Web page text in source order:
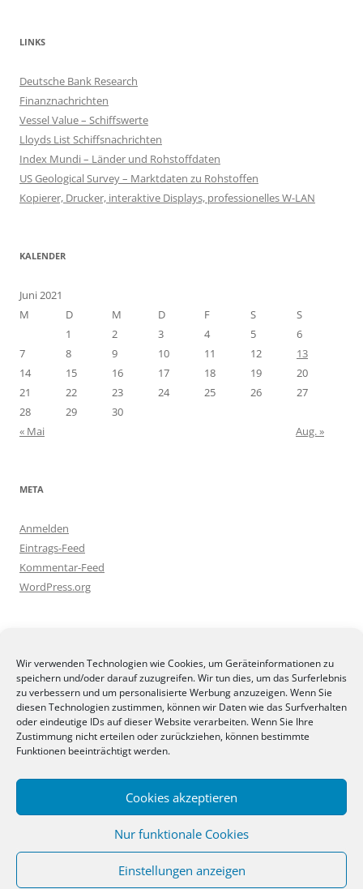
Wir verwenden Technologien wie Cookies, um Geräteinformationen zu
speichern und/oder darauf zuzugreifen. Wir tun dies, um das Surferlebnis
zu verbessern und um personalisierte Werbung anzuzeigen. Wenn Sie
diesen Technologien zustimmen, können wir Daten wie das Surfverhalten
oder eindeutige IDs auf dieser Website verarbeiten. Wenn Sie Ihre
Zustimmung nicht erteilen oder zurückziehen, können bestimmte
Funktionen beeinträchtigt werden.
Cookies akzeptieren
Nur funktionale Cookies
Einstellungen anzeigen
LINKS
Deutsche Bank Research
Finanznachrichten
Vessel Value – Schiffswerte
Lloyds List Schiffsnachrichten
Index Mundi – Länder und Rohstoffdaten
US Geological Survey – Marktdaten zu Rohstoffen
Kopierer, Drucker, interaktive Displays, professionelles W-LAN
KALENDER
Juni 2021
M
D M D F S
S
1
2 3 4 5
6
7
8 9 10 11 12
13
14
15 16 17 18 19
20
21
22 23 24 25 26
27
28
29
30
« Mai
Aug. »
META
Anmelden
Eintrags-Feed
Kommentar-Feed
WordPress.org
BLOGGERAMT
Stolz präsentiert von WordPress